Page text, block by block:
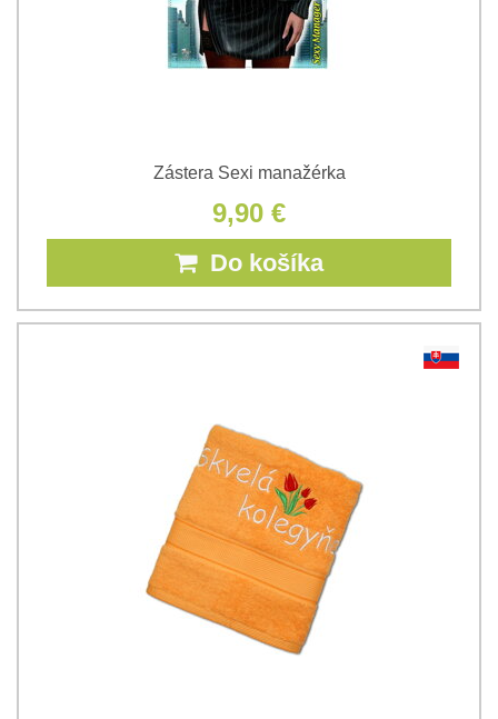
Zástera Sexi manažérka
9,90 €
Do košíka